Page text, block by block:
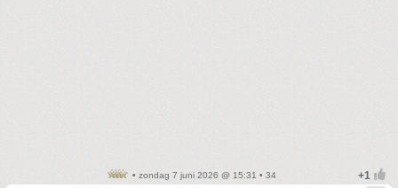
• zondag 7 juni 2026 @ 15:31 • 34